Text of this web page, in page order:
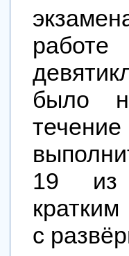
было
19 из
с